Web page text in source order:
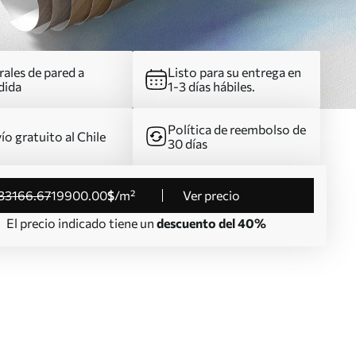
de pared a
Listo para su entrega en
1-3 días hábiles.
gratuito al Chile
Política de reembolso de
30 días
.6719900.00$/m²
Ver precio
El precio indicado tiene un descuento del 40%